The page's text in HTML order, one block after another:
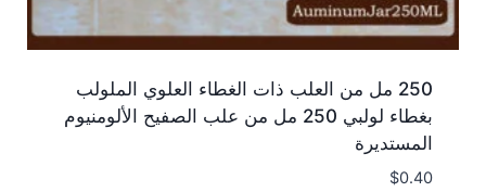
250 مل من العلب ذات الغطاء العلوي الملولب
بغطاء لولبي 250 مل من علب الصفيح الألومنيوم
المستديرة
$0.40